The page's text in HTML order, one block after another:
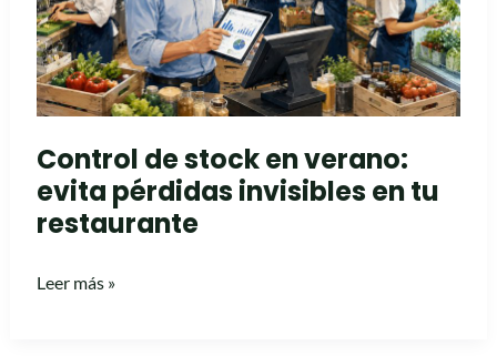
Control de stock en verano:
evita pérdidas invisibles en tu
restaurante
verano:
evita
pérdidas
invisibles
tu
restaurante
Leer más »